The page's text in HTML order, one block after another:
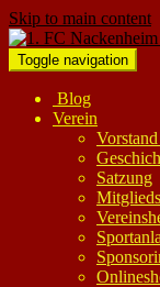
Skip to main content
Toggle navigation
Blog
Verein
Satzung